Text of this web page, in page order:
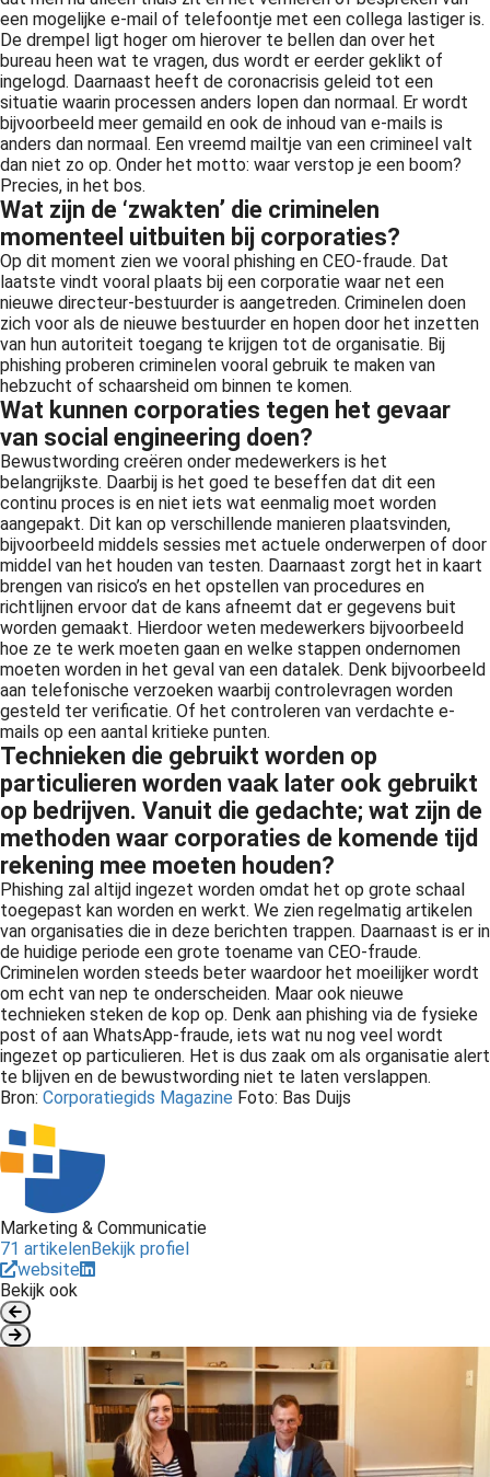
een mogelijke e-mail of telefoontje met een collega lastiger is.
De drempel ligt hoger om hierover te bellen dan over het
bureau heen wat te vragen, dus wordt er eerder geklikt of
ingelogd. Daarnaast heeft de coronacrisis geleid tot een
situatie waarin processen anders lopen dan normaal. Er wordt
bijvoorbeeld meer gemaild en ook de inhoud van e-mails is
anders dan normaal. Een vreemd mailtje van een crimineel valt
dan niet zo op. Onder het motto: waar verstop je een boom?
Precies, in het bos.
Wat zijn de ‘zwakten’ die criminelen
momenteel uitbuiten bij corporaties?
Op dit moment zien we vooral phishing en CEO-fraude. Dat
laatste vindt vooral plaats bij een corporatie waar net een
nieuwe directeur-bestuurder is aangetreden. Criminelen doen
zich voor als de nieuwe bestuurder en hopen door het inzetten
van hun autoriteit toegang te krijgen tot de organisatie. Bij
phishing proberen criminelen vooral gebruik te maken van
hebzucht of schaarsheid om binnen te komen.
Wat kunnen corporaties tegen het gevaar
van social engineering doen?
Bewustwording creëren onder medewerkers is het
belangrijkste. Daarbij is het goed te beseffen dat dit een
continu proces is en niet iets wat eenmalig moet worden
aangepakt. Dit kan op verschillende manieren plaatsvinden,
bijvoorbeeld middels sessies met actuele onderwerpen of door
middel van het houden van testen. Daarnaast zorgt het in kaart
brengen van risico’s en het opstellen van procedures en
richtlijnen ervoor dat de kans afneemt dat er gegevens buit
worden gemaakt. Hierdoor weten medewerkers bijvoorbeeld
hoe ze te werk moeten gaan en welke stappen ondernomen
moeten worden in het geval van een datalek. Denk bijvoorbeeld
aan telefonische verzoeken waarbij controlevragen worden
gesteld ter verificatie. Of het controleren van verdachte e-
mails op een aantal kritieke punten.
Technieken die gebruikt worden op
particulieren worden vaak later ook gebruikt
op bedrijven. Vanuit die gedachte; wat zijn de
methoden waar corporaties de komende tijd
rekening mee moeten houden?
Phishing zal altijd ingezet worden omdat het op grote schaal
toegepast kan worden en werkt. We zien regelmatig artikelen
van organisaties die in deze berichten trappen. Daarnaast is er in
de huidige periode een grote toename van CEO-fraude.
Criminelen worden steeds beter waardoor het moeilijker wordt
om echt van nep te onderscheiden. Maar ook nieuwe
technieken steken de kop op. Denk aan phishing via de fysieke
post of aan WhatsApp-fraude, iets wat nu nog veel wordt
ingezet op particulieren. Het is dus zaak om als organisatie alert
te blijven en de bewustwording niet te laten verslappen.
Bron: Corporatiegids Magazine Foto: Bas Duijs
Marketing & Communicatie
71 artikelenBekijk profiel
website
Bekijk ook